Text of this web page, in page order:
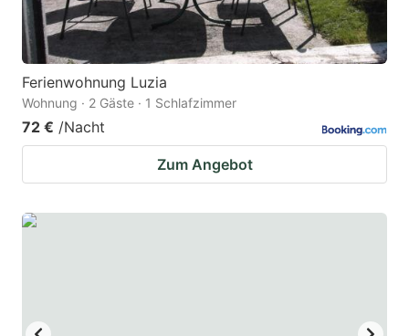
Ferienwohnung Luzia
Wohnung · 2 Gäste · 1 Schlafzimmer
72 € /Nacht
Zum Angebot